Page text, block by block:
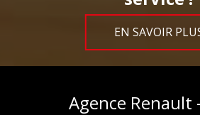
EN SAVOIR
Agence Renault